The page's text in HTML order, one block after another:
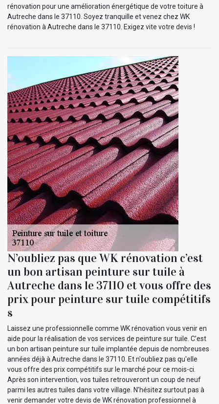
rénovation pour une amélioration énergétique de votre toiture à
Autreche dans le 37110. Soyez tranquille et venez chez WK
rénovation à Autreche dans le 37110. Exigez vite votre devis !
N’oubliez pas que WK rénovation c’est
un bon artisan peinture sur tuile à
Autreche dans le 37110 et vous offre des
prix pour peinture sur tuile compétitifs
s
Laissez une professionnelle comme WK rénovation vous venir en
aide pour la réalisation de vos services de peinture sur tuile. C’est
un bon artisan peinture sur tuile implantée depuis de nombreuses
années déjà à Autreche dans le 37110. Et n'oubliez pas qu'elle
vous offre des prix compétitifs sur le marché pour ce mois-ci.
Après son intervention, vos tuiles retrouveront un coup de neuf
parmi les autres tuiles dans votre village. N’hésitez surtout pas à
venir demander votre devis de WK rénovation professionnel à